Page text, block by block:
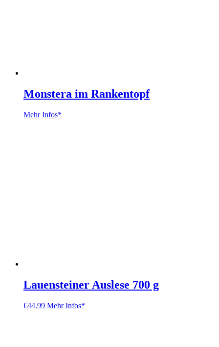
Monstera im Rankentopf
Mehr Infos*
Lauensteiner Auslese 700 g
€44.99 Mehr Infos*